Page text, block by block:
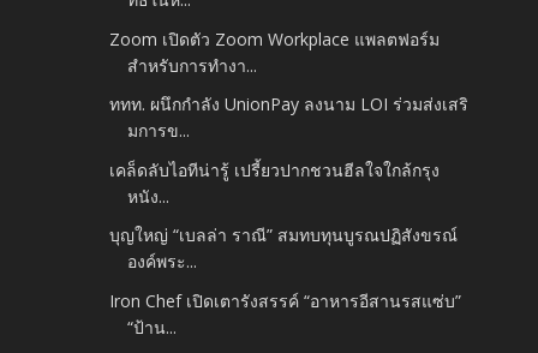
Zoom เปิดตัว Zoom Workplace แพลตฟอร์ม
สำหรับการทำงา...
ททท. ผนึกกำลัง UnionPay ลงนาม LOI ร่วมส่งเสริ
มการข...
เคล็ดลับไอทีน่ารู้ เปรี้ยวปากชวนฮีลใจใกล้กรุง
หนัง...
บุญใหญ่ “เบลล่า ราณี” สมทบทุนบูรณปฏิสังขรณ์
องค์พระ...
Iron Chef เปิดเตารังสรรค์ “อาหารอีสานรสแซ่บ”
“ป้าน...